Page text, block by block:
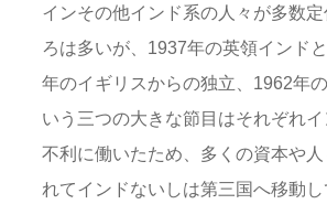
インその他インド系の人々が多数定
ろは多いが、1937年の英領インド
年のイギリスからの独立、1962年
いう三つの大きな節目はそれぞれ
不利に働いたため、多くの資本や
れてインドないしは第三国へ移動し